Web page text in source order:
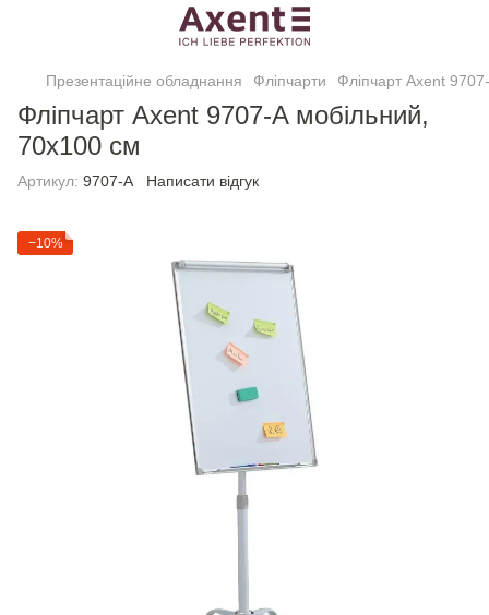
Презентаційне обладнання Фліпчарти Фліпчарт Axent
Фліпчарт Axent 9707-A мобільний,
70х100 см
Артикул: 9707-A Написати відгук
−10%